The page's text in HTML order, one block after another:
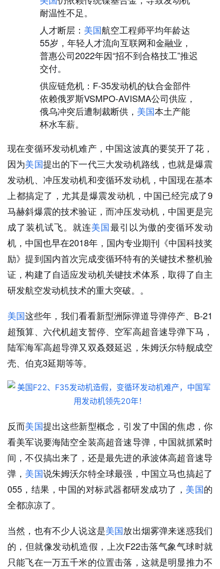
耐温性不足。
人才断层： 美国航空工程师平均年龄达
55岁，年轻人才流向互联网和金融业，
普惠公司2022年因“招不到合格技工”推迟
交付。
供应链危机：F-35发动机的钛合金部件
依赖俄罗斯VSMPO-AVISMA公司供应，
俄乌冲突后遭制裁断供， 美国本土产能
杯水车薪。
现在变循环发动机难产，中国这波真的要笑开了花，
因为美国提出的下一代三大发动机路线，也就是爆震
发动机、冲压发动机和变循环发动机，中国现在基本
上都搞定了，尤其是爆震发动机，中国已经完成了9
马赫斜爆震的技术验证，而冲压发动机，中国更是完
成了装机试飞。就连美国最引以为傲的变循环发动
机，中国也早在2018年，国内专业期刊《中国科技奖
励》提到国内首次完成变循环特有的关键技术整机验
证，构建了自适应发动机关键技术体系，取得了自主
研发航空发动机技术的重大突破。。
美国这些年，我们看看新型洲际弹道导弹停产、B-21
超预算、六代机超支暂停、空军高超音速导弹下马，
陆军海军高超导弹又双叒叕延迟，朱姆沃尔特舰成空
壳、伯克3延期等等。
反而美国提出这些新型概念，引发了中国的焦虑，你
看美军说要海陆空全装高超音速导弹，中国就抓紧时
间，不仅搞出来了，还是最先进的承波体高超音速导
弹， 美国说朱姆沃尔特全球最强，中国立马也搞起了
055，结果，中国的对标武器都研发成功了， 美国的
全都凉凉了。
当然，也有不少人说这是美国放出烟雾弹来迷惑我们
的，但就像发动机造假，上次F22击落气象气球时就
只能飞在一万五千米的位置击落，这就是明显推力不